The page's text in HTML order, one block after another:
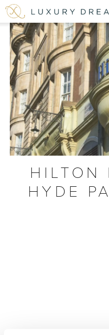
HILTON
HYDE